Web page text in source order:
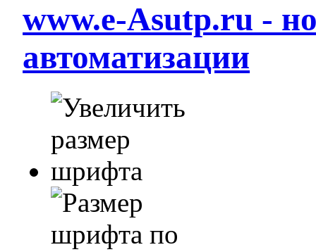
www.e-Asutp.ru -
автоматизации